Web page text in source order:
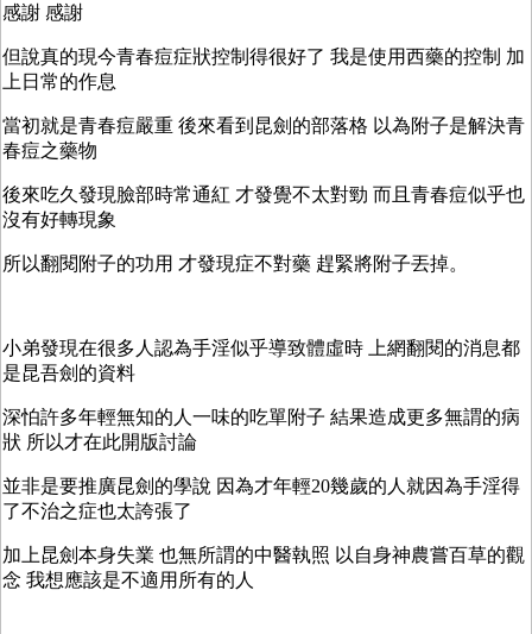
感謝 感謝
但說真的現今青春痘症狀控制得很好了 我是使用西藥的控制 加
上日常的作息
當初就是青春痘嚴重 後來看到昆劍的部落格 以為附子是解決青
春痘之藥物
後來吃久發現臉部時常通紅 才發覺不太對勁 而且青春痘似乎也
沒有好轉現象
所以翻閱附子的功用 才發現症不對藥 趕緊將附子丟掉。
小弟發現在很多人認為手淫似乎導致體虛時 上網翻閱的消息都
是昆吾劍的資料
深怕許多年輕無知的人一味的吃單附子 結果造成更多無謂的病
狀 所以才在此開版討論
並非是要推廣昆劍的學說 因為才年輕20幾歲的人就因為手淫得
了不治之症也太誇張了
加上昆劍本身失業 也無所謂的中醫執照 以自身神農嘗百草的觀
念 我想應該是不適用所有的人